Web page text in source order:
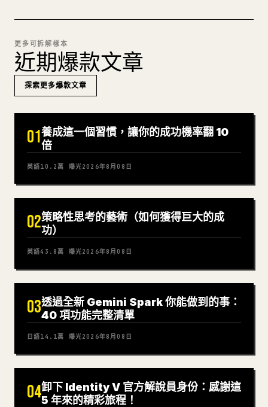
更多可拆解樣本
近期爆款文章
探索更多爆款文章
01養成這一個習慣，讓你的成功機率翻 10
倍
英語10.2萬 曝光2026年8月08日
02策略性思考的藝術（如何獲得巨大的成
功）
英語43.8萬 曝光2026年8月08日
03透過全新 Gemini Spark 你能做到的事：
40 項功能完整清單
日語14.1萬 曝光2026年8月08日
04卸下 Identity V 官方解說員身份：感謝這
5 年來的精彩旅程！